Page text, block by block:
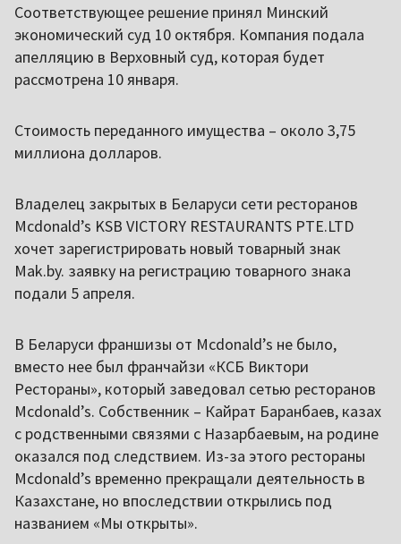
Соответствующее решение принял Минский
экономический суд 10 октября. Компания подала
апелляцию в Верховный суд, которая будет
рассмотрена 10 января.
Стоимость переданного имущества – около 3,75
миллиона долларов.
Владелец закрытых в Беларуси сети ресторанов
Mcdonald’s KSB VICTORY RESTAURANTS PTE.LTD
хочет зарегистрировать новый товарный знак
Мak.by. заявку на регистрацию товарного знака
подали 5 апреля.
В Беларуси франшизы от Mcdonald’s не было,
вместо нее был франчайзи «КСБ Виктори
Рестораны», который заведовал сетью ресторанов
Mcdonald’s. Собственник – Кайрат Баранбаев, казах
с родственными связями с Назарбаевым, на родине
оказался под следствием. Из-за этого рестораны
Mcdonald’s временно прекращали деятельность в
Казахстане, но впоследствии открылись под
названием «Мы открыты».